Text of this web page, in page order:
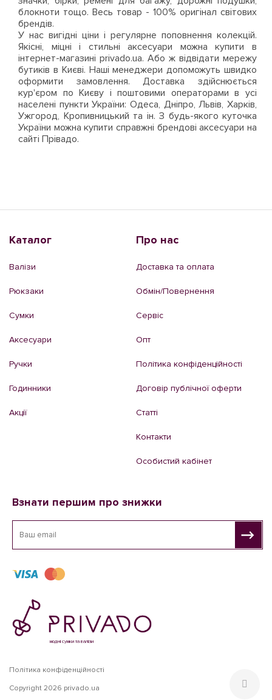
блокноти тощо. Весь товар - 100% оригінал світових
брендів.
У нас вигідні ціни і регулярне поповнення колекцій.
Якісні, міцні і стильні аксесуари можна купити в
інтернет-магазині privado.ua. Або ж відвідати мережу
бутиків в Києві. Наші менеджери допоможуть швидко
оформити замовлення. Доставка здійснюється
кур'єром по Києву і поштовими операторами в усі
населені пункти України: Одеса, Дніпро, Львів, Харків,
Ужгород, Кропивницький та ін. З будь-якого куточка
України можна купити справжні брендові аксесуари на
сайті Прівадо.
Каталог
Валізи
Рюкзаки
Сумки
Аксесуари
Ручки
Годинники
Акції
Про нас
Доставка та оплата
Обмін/Повернення
Сервіс
Опт
Політика конфіденційності
Договір публічної оферти
Статті
Контакти
Особистий кабінет
Взнати першим про знижки
модні сумки та валізи
Політика конфіденційності
Copyright 2026 privado.ua